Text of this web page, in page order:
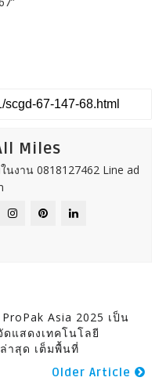
Miles
นงาน 0818127462 Line ad
Asia 2025 เป็น
แสดงเทคโนโลยี
าสุด เต็มพื้นที่
Older Article